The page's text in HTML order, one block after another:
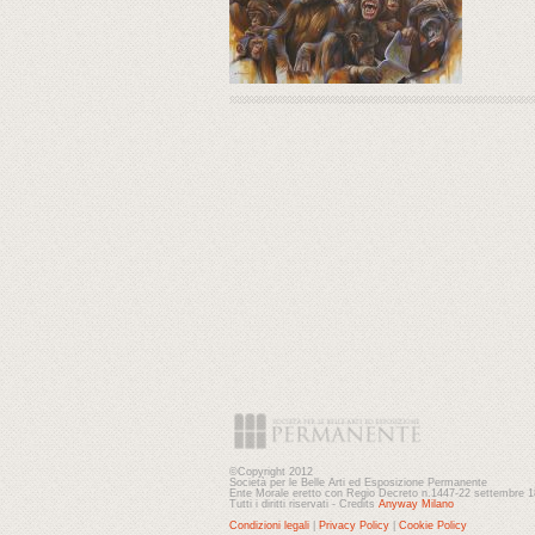
©Copyright 2012
Società per le Belle Arti ed Esposizione Permanente
Ente Morale eretto con Regio Decreto n.1447-22 settembre
Tutti i diritti riservati - Credits Anyway Milano
Condizioni legali
Privacy Policy Cookie Policy